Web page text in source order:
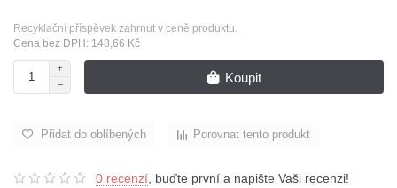
Recyklační příspěvek zahrnut v ceně produktu.
Cena bez DPH: 148,66 Kč
Koupit
Přidat do oblíbených Porovnat tento produkt
0 recenzí, buďte první a napište Vaši recenzi!